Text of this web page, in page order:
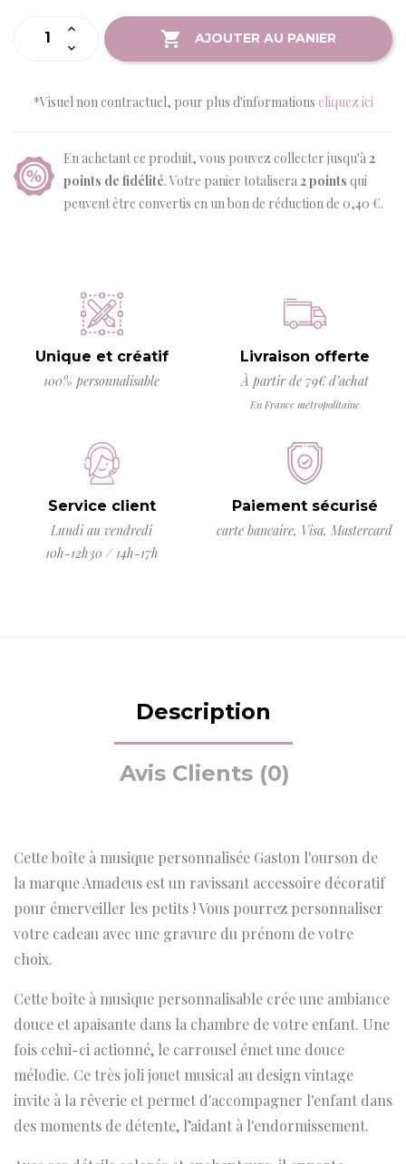
AJOUTER AU PANIER
*Visuel non contractuel, pour plus d'informations cliquez ici
En achetant ce produit, vous pouvez collecter jusqu'à2
points de fidélité. Votre panier totalisera2points qui
peuvent être convertis en un bon de réduction de 0,40 €.
Unique et créatif
100% personnalisable
Livraison offerte
À partir de 79€ d’achat
En France métropolitaine
Service client
Lundi au vendredi
10h-12h30 / 14h-17h
Paiement sécurisé
carte bancaire, Visa, Mastercard
Description
Avis Clients (0)
Cette boîte à musique personnalisée Gaston l'ourson de
la marque Amadeus est un ravissant accessoire décoratif
pour émerveiller les petits ! Vous pourrez personnaliser
votre cadeau avec une gravure du prénom de votre
choix.
Cette boîte à musique personnalisable crée une ambiance
douce et apaisante dans la chambre de votre enfant. Une
fois celui-ci actionné, le carrousel émet une douce
mélodie. Ce très joli jouet musical au design vintage
invite à la rêverie et permet d'accompagner l'enfant dans
des moments de détente, l’aidant à l'endormissement.